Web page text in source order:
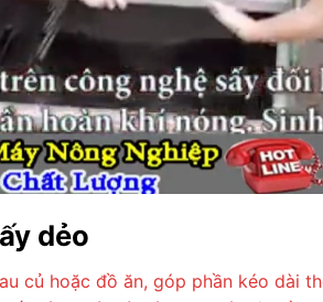
dẻo
củ hoặc đồ ăn, góp phần kéo dài